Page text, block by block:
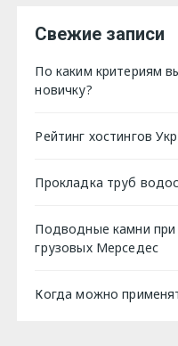
Свежие записи
По каким критериям
новичку?
Рейтинг хостингов
Прокладка труб
Подводные камни
грузовых Мерседес
Когда можно